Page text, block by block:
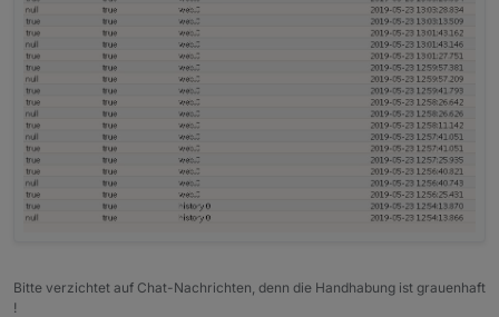
Bitte verzichtet auf Chat-Nachrichten, denn die Handhabung ist grauenhaft
!